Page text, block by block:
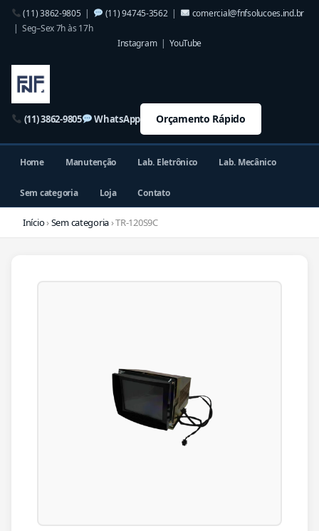
(11) 3862-9805| (11) 94745-3562|
comercial@fnfsolucoes.ind.br
| Seg–Sex 7h às 17h
Instagram|YouTube
(11) 3862-9805 WhatsApp Orçamento Rápido
Home Manutenção Lab. Eletrônico Lab. Mecânico
Sem categoria Loja Contato
Início›Sem categoria› TR-120S9C